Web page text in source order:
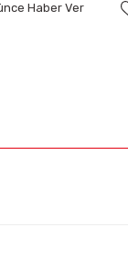
Haber Ver